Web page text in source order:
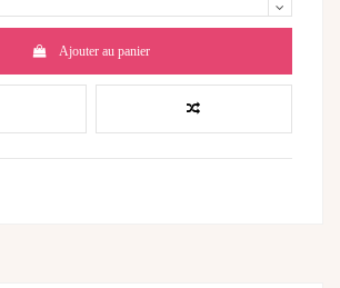
Ajouter au panier